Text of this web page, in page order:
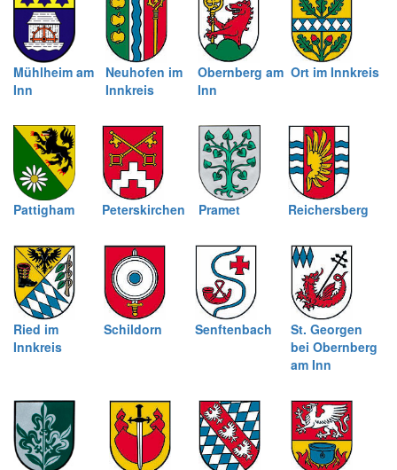
Mühlheim am
Inn
Neuhofen im
Innkreis
Obernberg am
Inn
Ort im Innkreis
Pattigham Peterskirchen Pramet Reichersberg
Ried im
Innkreis
Schildorn Senftenbach
St. Georgen
bei Obernberg
am Inn